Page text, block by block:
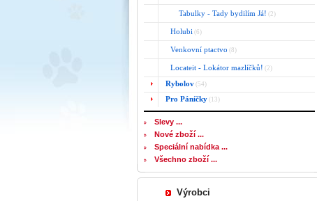
Tabulky - Tady bydilím Já! (2)
Holubi (6)
Venkovní ptactvo (8)
Locateit - Lokátor mazlíčků! (2)
Rybolov (54)
Pro Páníčky (13)
Slevy ...
Nové zboží ...
Speciální nabídka ...
Všechno zboží ...
Výrobci